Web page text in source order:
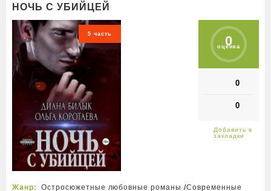
НОЧЬ С УБИЙЦЕЙ
5 часть 0
оценка
0
0
Жанр: Остросюжетные любовные романы /Современные